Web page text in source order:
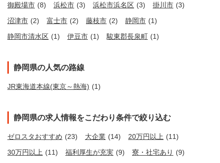
御殿場市 (8) 浜松市 (3) 浜松市浜名区 (3) 掛川市 (3)
沼津市 (2) 富士市 (2) 藤枝市 (2) 静岡市 (1)
静岡市清水区 (1) 伊豆市 (1) 駿東郡長泉町 (1)
静岡県の人気の路線
JR東海道本線(東京～熱海) (1)
静岡県の求人情報をこだわり条件で絞り込む
ゼロスタおすすめ (23) 大企業 (14) 20万円以上 (11)
30万円以上 (11) 福利厚生が充実 (9) 寮・社宅あり (9)